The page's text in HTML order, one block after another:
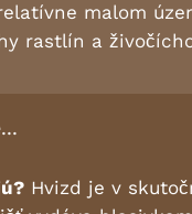
malom
rastlín a
Hvizd je v